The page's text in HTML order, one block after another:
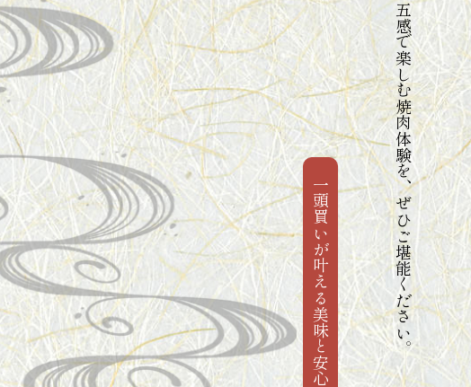
五感で楽しむ焼肉体験を、ぜひご堪能ください。
一頭買いが叶える美味と安心